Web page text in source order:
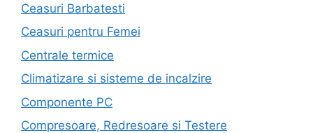
Ceasuri Barbatesti
Ceasuri pentru Femei
Centrale termice
Climatizare si sisteme de incalzire
Componente PC
Compresoare, Redresoare si Testere